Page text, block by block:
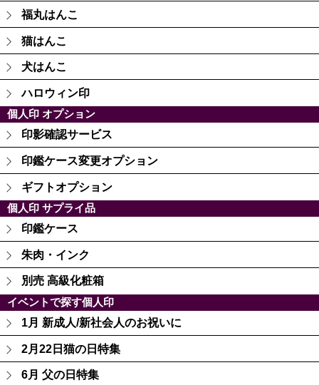
福丸はんこ
猫はんこ
犬はんこ
ハロウィン印
個人印 オプション
印影確認サービス
印鑑ケース変更オプション
ギフトオプション
個人印 サプライ品
印鑑ケース
朱肉・インク
別売 高級化粧箱
イベントで探す個人印
1月 新成人/新社会人のお祝いに
2月22日猫の日特集
6月 父の日特集